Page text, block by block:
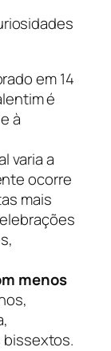
em 14
é
à
varia a
ocorre
mais
menos
bissextos.